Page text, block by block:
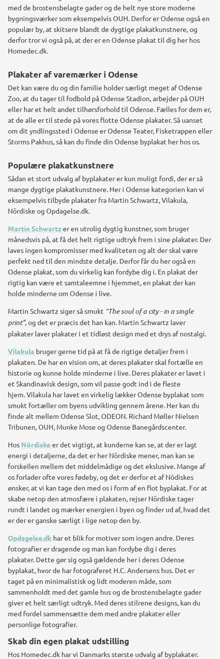
med de brostensbelagte gader og de helt nye store moderne
bygningsværker som eksempelvis OUH. Derfor er Odense også en
populær by, at skitsere blandt de dygtige plakatkunstnere, og
derfor tror vi også på, at der er en Odense plakat til dig her hos
Homedec.dk.
Plakater af varemærker i Odense
Det kan være du og din familie holder særligt meget af Odense
Zoo, at du tager til fodbold på Odense Stadion, arbejder på OUH
eller har et helt andet tilhørsforhold til Odense. Fælles for dem er,
at de alle er til stede på vores flotte Odense plakater. Så uanset
om dit yndlingssted i Odense er Odense Teater, Fisketrappen eller
Storms Pakhus, så kan du finde din Odense byplakat her hos os.
Populære plakatkunstnere
Sådan et stort udvalg af byplakater er kun muligt fordi, der er så
mange dygtige plakatkunstnere. Her i Odense kategorien kan vi
eksempelvis tilbyde plakater fra Martin Schwartz, Vilakula,
Nördiske og Opdagelse.dk.
Martin Schwartzer en utrolig dygtig kunstner, som bruger
månedsvis på, at få det helt rigtige udtryk frem i sine plakater. Der
laves ingen kompromisser med kvaliteten og alt der skal være
perfekt ned til den mindste detalje. Derfor får du her også en
Odense plakat, som du virkelig kan fordybe dig i. En plakat der
rigtig kan være et samtaleemne i hjemmet, en plakat der kan
holde minderne om Odense i live.
Martin Schwartz siger så smukt “The soul of a city - in a single
print”, og det er præcis det han kan. Martin Schwartz laver
plakater laver plakater i et tidløst design med et drys af nostalgi.
Vilakula bruger gerne tid på at få de rigtige detaljer frem i
plakaten. De har en vision om, at deres plakater skal fortælle en
historie og kunne holde minderne i live. Deres plakater er lavet i
et Skandinavisk design, som vil passe godt ind i de fleste
hjem.Vilakula har lavet en virkelig lækker Odense byplakat som
smukt fortæller om byens udvikling gennem årene. Her kan du
finde alt mellem Odense Slot, ODEON. Richard Møller Nielsen
Tribunen, OUH, Munke Mose og Odense Banegårdscenter.
Hos Nördiskeer det vigtigt, at kunderne kan se, at der er lagt
energi i detaljerne, da det er her Nördiske mener, man kan se
forskellen mellem det middelmådige og det ekslusive. Mange af
os forlader ofte vores fødeby, og det er derfor et af Nôdiskes
ønsker, at vi kan tage den med os i form af en flot byplakat. For at
skabe netop den atmosfære i plakaten, rejser Nördiske tager
rundt i landet og mærker energien i byen og finder ud af, hvad det
er der er ganske særligt i lige netop den by.
Opdagelse.dk har et blik for motiver som ingen andre. Deres
fotografier er dragende og man kan fordybe dig i deres
plakater. Dette gør sig også gældende her i deres Odense
byplakat, hvor de har fotograferet H.C. Andersens hus. Det er
taget på en minimalistisk og lidt moderen måde, som
sammenholdt med det gamle hus og de brostensbelagte gader
giver et helt særligt udtryk. Med deres stilrene designs, kan du
med fordel sammensætte dem med andre plakater eller
personlige fotografier.
Skab din egen plakat udstilling
Hos Homedec.dk har vi Danmarks største udvalg af byplakater.